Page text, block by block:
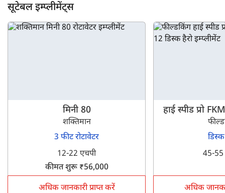
सूटेबल इम्प्लीमेंट्स
मिनी 80
शक्तिमान
3 फीट रोटावेटर
12-22 एचपी
कीमत शुरू ₹56,000
अधिक जानकारी प्राप्त करें
हाई स्पीड प्रो
45-55
अधिक